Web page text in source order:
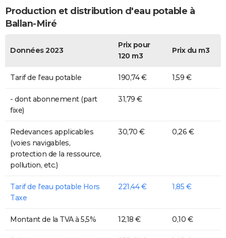
Production et distribution d'eau potable à
Ballan-Miré
Données 2023
Prix pour
120 m3
Prix du m3
Tarif de l'eau potable 190,74 € 1,59 €
- dont abonnement (part
fixe)
31,79 €
Redevances applicables
(voies navigables,
protection de la ressource,
pollution, etc.)
30,70 € 0,26 €
Tarif de l'eau potable Hors
Taxe
221,44 € 1,85 €
Montant de la TVA à 5,5% 12,18 € 0,10 €